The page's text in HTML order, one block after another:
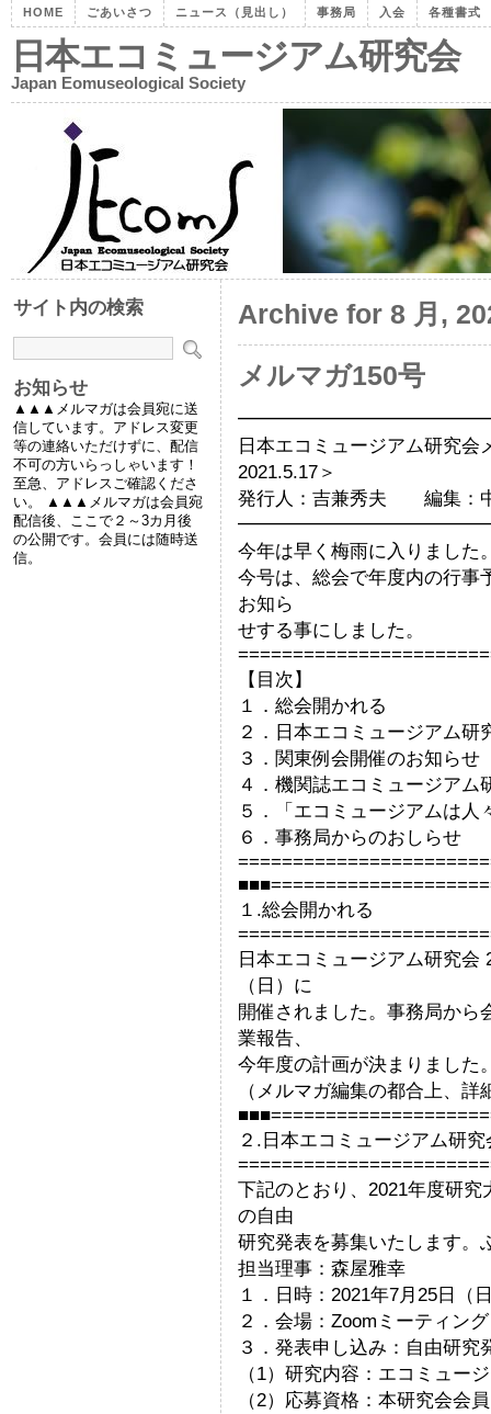
HOME ごあいさつ ニュース（見出し） 事務局 入会 各種書式
日本エコミュージアム研究会
Japan Eomuseological Society
Archive for 8 月,
メルマガ150号
日本エコミュージアム
2021.5.17＞
発行人：吉兼秀夫 編集：
今年は早く梅雨に入りました
今号は、総会で年度内の行事
お知ら
せする事にしました。
【目次】
１．総会開かれる
２．日本エコミュージアム
３．関東例会開催のお知らせ
４．機関誌エコミュージアム
５．「エコミュージアムは人
６．事務局からのおしらせ
１.総会開かれる
日本エコミュージアム研究会
（日）に
開催されました。事務局から
業報告、
今年度の計画が決まりました
（メルマガ編集の都合上、
２.日本エコミュージアム研
下記のとおり、2021年度研
の自由
研究発表を募集いたします。
担当理事：森屋雅幸
１．日時：2021年7月25日（
２．会場：Zoomミーティン
３．発表申し込み：自由研究
（1）研究内容：エコミュー
（2）応募資格：本研究会会
サイト内の検索
お知らせ
▲▲▲メルマガは会員宛に送
信しています。アドレス変更
等の連絡いただけずに、配信
不可の方いらっしゃいます！
至急、アドレスご確認くださ
い。 ▲▲▲メルマガは会員宛
配信後、ここで２～3カ月後
の公開です。会員には随時送
信。